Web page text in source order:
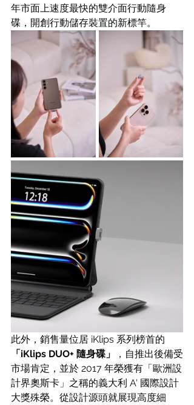
年市面上速度最快的雙介面行動隨身
碟，開創行動儲存裝置的新標竿。
此外，銷售量位居 iKlips 系列榜首的
「iKlips DUO+ 隨身碟」
，自推出後備受
市場肯定，並於 2017 年榮獲有「歐洲設
計界奧斯卡」之稱的義大利 A' 國際設計
大獎殊榮。從設計源頭就展現高度細